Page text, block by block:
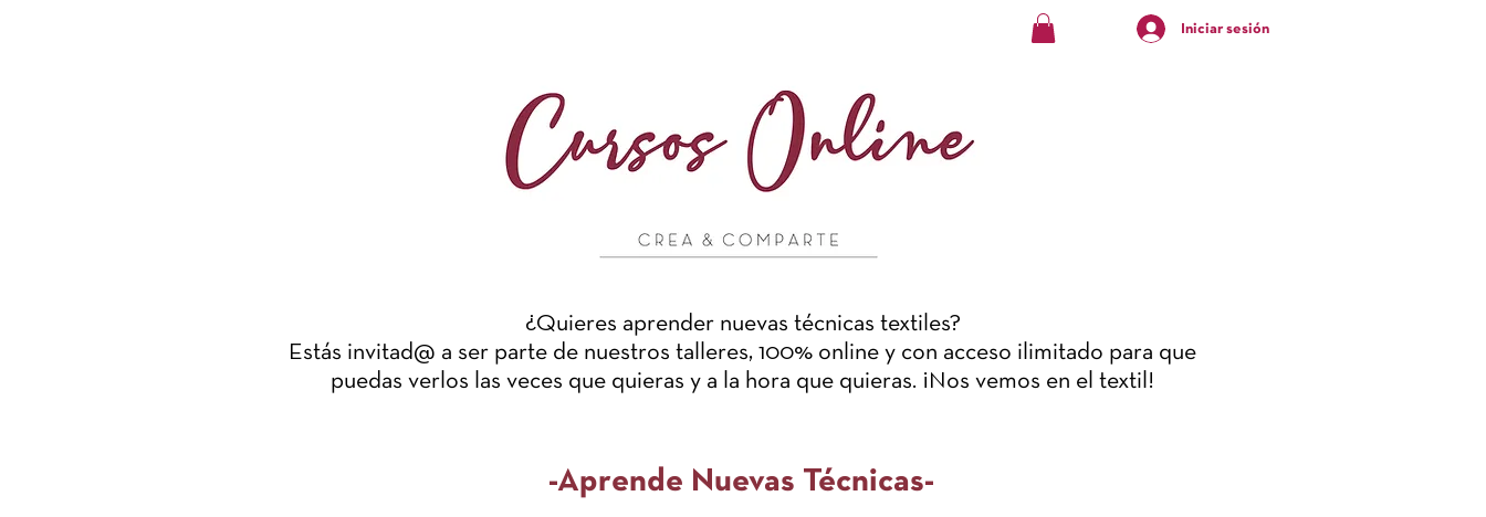
Iniciar sesión
¿Quieres aprender nuevas técnicas textiles?
Estás invitad@ a ser parte de nuestros talleres, 100% online y con acceso ilimitado para que
puedas verlos las veces que quieras y a la hora que quieras. ¡Nos vemos en el textil!
-Aprende Nuevas Técnicas-